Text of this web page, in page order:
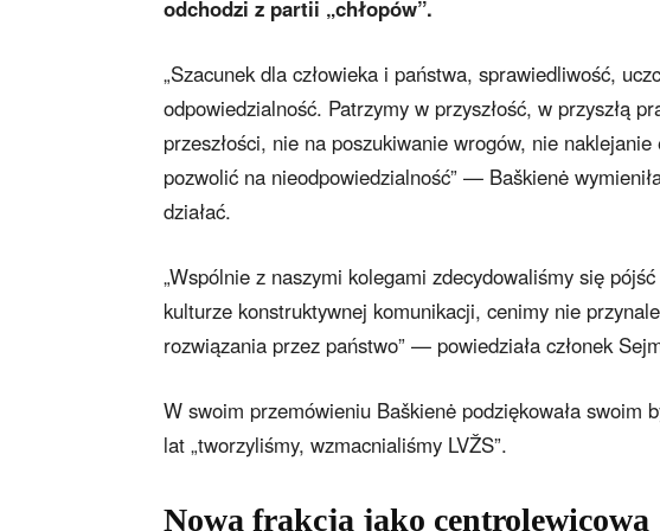
odchodzi z partii „chłopów”.
„Szacunek dla człowieka i państwa, sprawiedliwość,
odpowiedzialność. Patrzymy w przyszłość, w przyszłą
przeszłości, nie na poszukiwanie wrogów, nie
pozwolić na nieodpowiedzialność” — Baškienė
działać.
„Wspólnie z naszymi kolegami zdecydowaliśmy się
kulturze konstruktywnej komunikacji, cenimy nie
rozwiązania przez państwo” — powiedziała członek
W swoim przemówieniu Baškienė podziękowała swoim
lat „tworzyliśmy, wzmacnialiśmy LVŽS”.
Nowa frakcja jako centrolewicowa